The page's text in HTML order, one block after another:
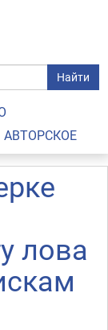
Найти
АВТОРСКОЕ
лова